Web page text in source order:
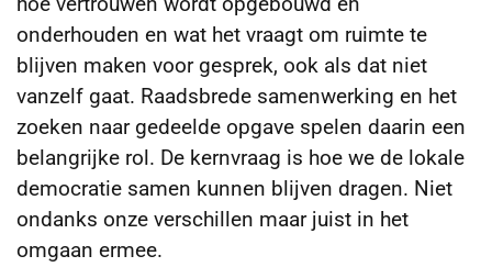
onderhouden en wat het vraagt om ruimte te
blijven maken voor gesprek, ook als dat niet
vanzelf gaat. Raadsbrede samenwerking en het
zoeken naar gedeelde opgave spelen daarin een
belangrijke rol. De kernvraag is hoe we de lokale
democratie samen kunnen blijven dragen. Niet
ondanks onze verschillen maar juist in het
omgaan ermee.